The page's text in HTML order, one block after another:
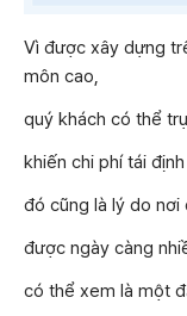
Vì được xây dựng
môn cao,
quý khách có thể
khiến chi phí tái
đó cũng là lý do nơi
được ngày càng
có thể xem là một